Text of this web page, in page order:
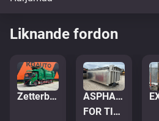
Liknande fordon
Zetterbergs EHP 33 KUBIK GARBAGE COMPACTOR
ASPHALT THERMO CONTAINER
FOR TIPPER TRUCK